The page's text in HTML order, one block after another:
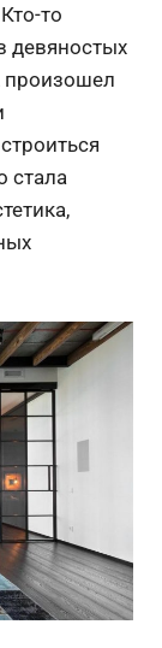
то
девяностых
произошел
стала